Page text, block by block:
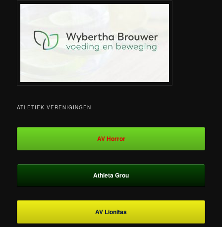
ATLETIEK VERENIGINGEN
AV Horror
Athleta Grou
AV Lionitas